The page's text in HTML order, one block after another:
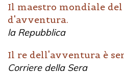
Il maestro mondiale
d'avventura.
la Repubblica
Il re dell'avventura è
Corriere della Sera